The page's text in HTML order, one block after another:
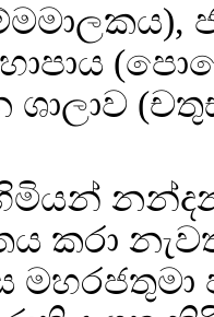
කරා